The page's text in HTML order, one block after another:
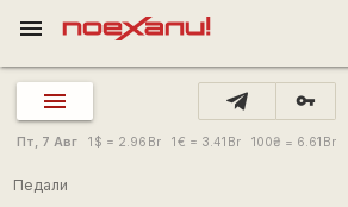
menu
vpn_key
Пт, 7 Авг 1 $ = 2.96 Br 1€ = 3.41 Br 100₴ = 6.61 Br
Педали